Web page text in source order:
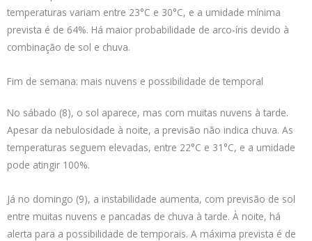
temperaturas variam entre 23°C e 30°C, e a umidade mínima
prevista é de 64%. Há maior probabilidade de arco-íris devido à
combinação de sol e chuva.
Fim de semana: mais nuvens e possibilidade de temporal
No sábado (8), o sol aparece, mas com muitas nuvens à tarde.
Apesar da nebulosidade à noite, a previsão não indica chuva. As
temperaturas seguem elevadas, entre 22°C e 31°C, e a umidade
pode atingir 100%.
Já no domingo (9), a instabilidade aumenta, com previsão de sol
entre muitas nuvens e pancadas de chuva à tarde. À noite, há
alerta para a possibilidade de temporais. A máxima prevista é de